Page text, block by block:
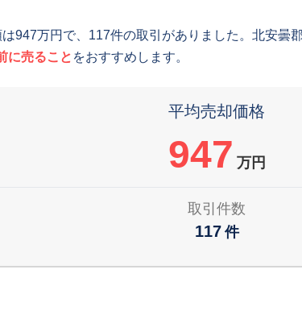
947万円で、117件の取引がありました。北安曇
に売ること をおすすめします。
平均売却価格
947 万円
取引件数
117 件